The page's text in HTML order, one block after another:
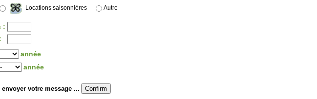
Locations saisonnières Autre
:
année
année
votre message ...